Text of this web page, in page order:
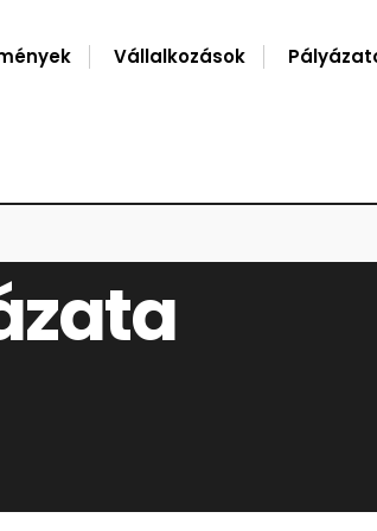
Vállalkozások